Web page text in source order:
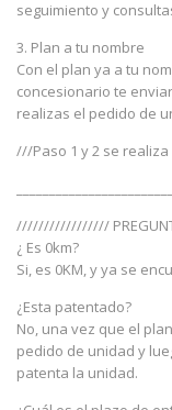
seguimiento y
3. Plan a tu nombre
Con el plan ya a tu
concesionario te
realizas el pedido de
///Paso 1 y 2 se
/////////////////
¿ Es 0km?
Si, es 0KM, y ya se
¿Esta patentado?
No, una vez que el
pedido de unidad y
patenta la unidad.